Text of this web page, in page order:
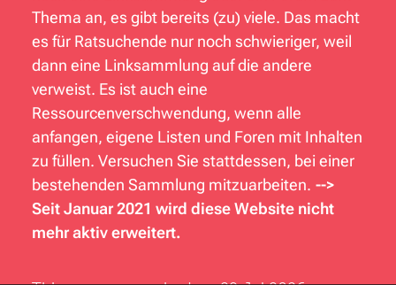
Thema an, es gibt bereits (zu) viele. Das macht
es für Ratsuchende nur noch schwieriger, weil
dann eine Linksammlung auf die andere
verweist. Es ist auch eine
Ressourcenverschwendung, wenn alle
anfangen, eigene Listen und Foren mit Inhalten
zu füllen. Versuchen Sie stattdessen, bei einer
bestehenden Sammlung mitzuarbeiten. -->
Seit Januar 2021 wird diese Website nicht
mehr aktiv erweitert.